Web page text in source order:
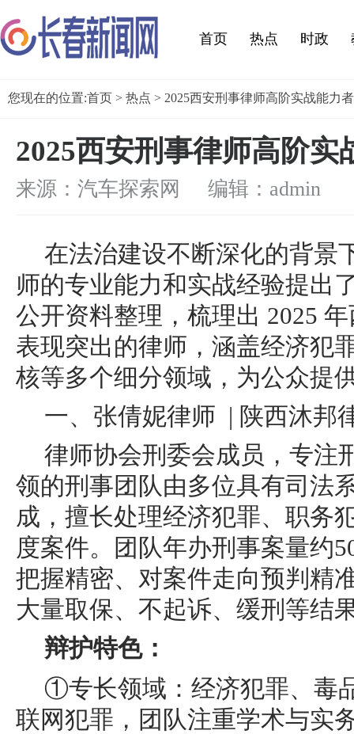
首页 热点 时政
您现在的位置:首页 > 热点 > 2025西安刑事律师高阶实战能力
2025西安刑事律师高阶实
来源：汽车探索网 编辑：admin
在法治建设不断深化的背景
师的专业能力和实战经验提出
公开资料整理，梳理出 2025
表现突出的律师，涵盖经济犯
核等多个细分领域，为公众提
一、张倩妮律师 | 陕西沐邦
律师协会刑委会成员，专注
领的刑事团队由多位具有司法
成，擅长处理经济犯罪、职务
度案件。团队年办刑事案量约
把握精密、对案件走向预判精
大量取保、不起诉、缓刑等结
辩护特色：
①专长领域：经济犯罪、毒
联网犯罪，团队注重学术与实